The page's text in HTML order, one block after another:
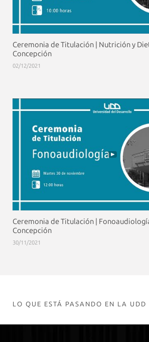
Ceremonia de Titulación | Nutrición y
Concepción
02/12/2021
Ceremonia de Titulación |
Concepción
30/11/2021
LO QUE ESTÁ PASANDO EN LA UDD